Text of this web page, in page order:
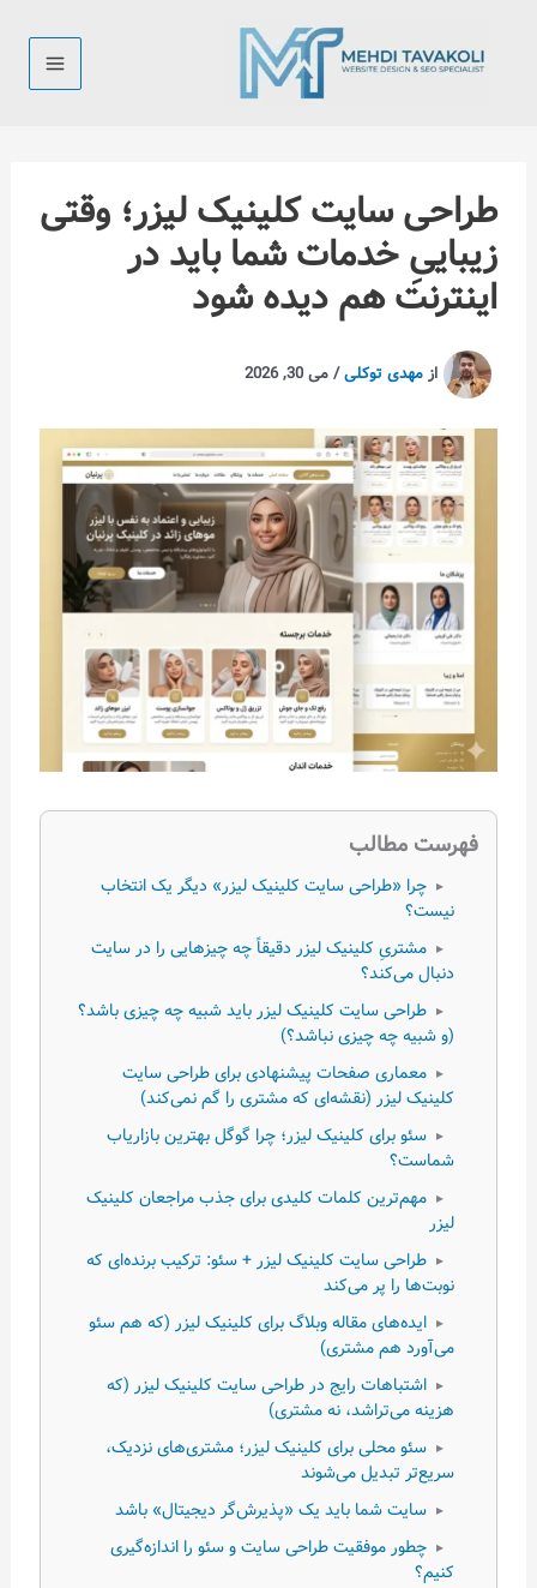
طراحی سایت کلینیک لیزر؛ وقتی
زیباییِ خدمات شما باید در
اینترنت هم دیده شود
از مهدی توکلی/می 30, 2026
فهرست مطالب
▸ چرا «طراحی سایت کلینیک لیزر» دیگر یک انتخاب
نیست؟
▸ مشتریِ کلینیک لیزر دقیقاً چه چیزهایی را در سایت
دنبال می‌کند؟
▸ طراحی سایت کلینیک لیزر باید شبیه چه چیزی باشد؟
(و شبیه چه چیزی نباشد؟)
▸ معماری صفحات پیشنهادی برای طراحی سایت
کلینیک لیزر (نقشه‌ای که مشتری را گم نمی‌کند)
▸ سئو برای کلینیک لیزر؛ چرا گوگل بهترین بازاریاب
شماست؟
▸ مهم‌ترین کلمات کلیدی برای جذب مراجعان کلینیک
لیزر
▸ طراحی سایت کلینیک لیزر + سئو: ترکیب برنده‌ای که
نوبت‌ها را پر می‌کند
▸ ایده‌های مقاله وبلاگ برای کلینیک لیزر (که هم سئو
می‌آورد هم مشتری)
▸ اشتباهات رایج در طراحی سایت کلینیک لیزر (که
هزینه می‌تراشد، نه مشتری)
▸ سئو محلی برای کلینیک لیزر؛ مشتری‌های نزدیک،
سریع‌تر تبدیل می‌شوند
▸ سایت شما باید یک «پذیرش‌گر دیجیتال» باشد
▸ چطور موفقیت طراحی سایت و سئو را اندازه‌گیری
کنیم؟